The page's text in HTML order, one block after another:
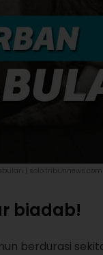
| solo.tribunnews.com
biadab!
berdurasi